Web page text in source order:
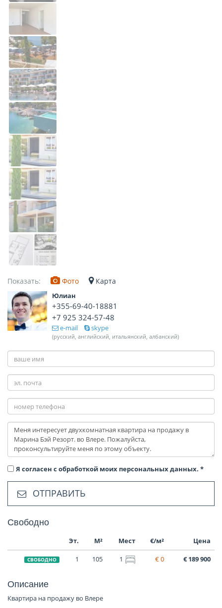
Показать: Фото Карта
Юлиан
+355-69-40-18881
+7 925 324-57-48
e-mail skype
(русский, английский, итальянский, албанский)
Я согласен с обработкой моих персональных данных. *
ОТПРАВИТЬ
Свободно
Эт. М² Мест €/м² Цена
СВОБОДНО 1 105 1 € 0 € 189 900
Описание
Квартира на продажу во Влере